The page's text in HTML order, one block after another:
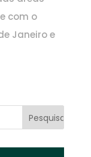
com o
Janeiro e